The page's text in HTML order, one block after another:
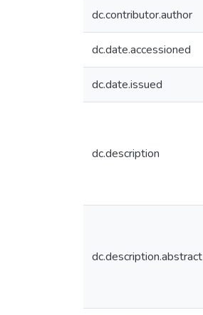
dc.contributor.author
dc.date.accessioned
dc.date.issued
dc.description
dc.description.abstract